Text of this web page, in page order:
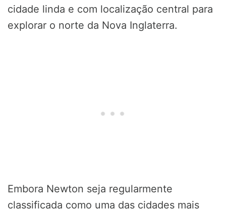
cidade linda e com localização central para
explorar o norte da Nova Inglaterra.
Embora Newton seja regularmente
classificada como uma das cidades mais